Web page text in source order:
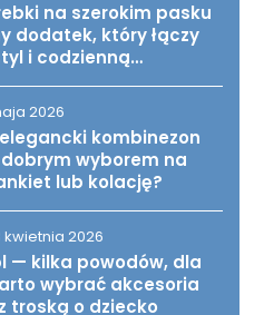
na szerokim pasku
dodatek, który łączy
i codzienną
2026
kombinezon
wyborem na
lub kolację?
kwietnia 2026
— kilka powodów, dla
wybrać akcesoria
troską o dziecko